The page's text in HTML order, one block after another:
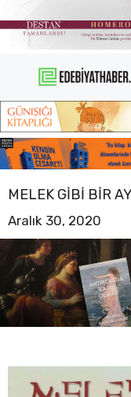
atla
MELEK GIBI BIR
Aralık 30, 2020